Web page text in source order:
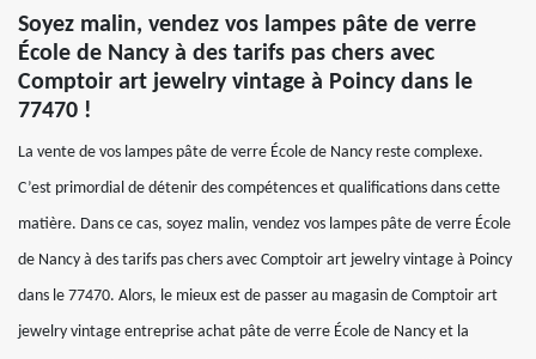
Soyez malin, vendez vos lampes pâte de verre
École de Nancy à des tarifs pas chers avec
Comptoir art jewelry vintage à Poincy dans le
77470 !
La vente de vos lampes pâte de verre École de Nancy reste complexe.
C’est primordial de détenir des compétences et qualifications dans cette
matière. Dans ce cas, soyez malin, vendez vos lampes pâte de verre École
de Nancy à des tarifs pas chers avec Comptoir art jewelry vintage à Poincy
dans le 77470. Alors, le mieux est de passer au magasin de Comptoir art
jewelry vintage entreprise achat pâte de verre École de Nancy et la